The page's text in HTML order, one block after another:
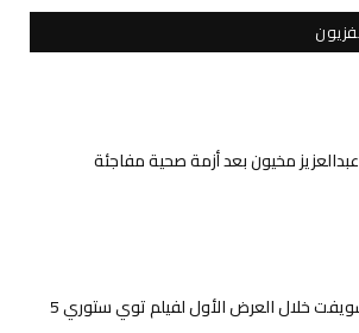
مخيون بعد أزمة صحية مفاجئة
ظهور مفاجئ لتيلور سويفت خلال العرض الأول لفيلم توي ستوري 5